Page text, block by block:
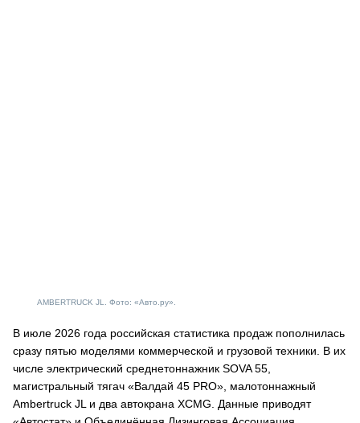
AMBERTRUCK JL. Фото: «Авто.ру».
В июле 2026 года российская статистика продаж пополнилась
сразу пятью моделями коммерческой и грузовой техники. В их
числе электрический среднетоннажник SOVA 55,
магистральный тягач «Валдай 45 PRO», малотоннажный
Ambertruck JL и два автокрана XCMG. Данные приводят